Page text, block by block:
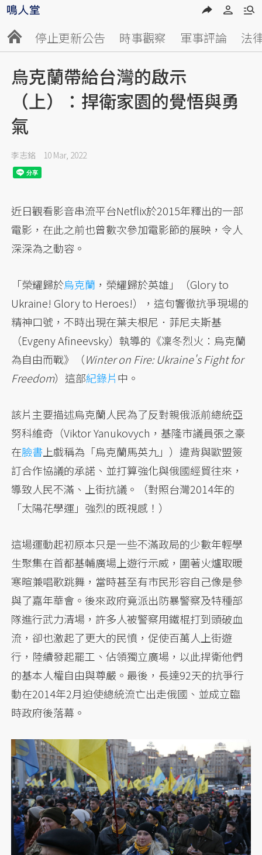
停止更新公告 時事觀察 軍事評論 法
烏克蘭帶給台灣的啟示
（上）：捍衛家園的覺悟與勇
氣
李志銘 10 Mar, 2022
近日觀看影音串流平台Netflix於2015年釋出的一部
電影，在此之前也曾數次參加電影節的展映，令人
深深為之動容。
「榮耀歸於烏克蘭 ，榮耀歸於英雄」（Glory to
Ukraine! Glory to Heroes!），這句響徹抗爭現場的
精神口號，不時出現在葉夫根尼．菲尼夫斯基
（Evgeny Afineevsky）執導的《凜冬烈火：烏克蘭
為自由而戰》（Winter on Fire: Ukraine's Fight for
Freedom）這部紀錄片中。
該片主要描述烏克蘭人民為了反對親俄派前總統亞
努科維奇（Viktor Yanukovych，基隆市議員張之豪
在臉書 上戲稱為「烏克蘭馬英九」）違背與歐盟簽
訂合作協議的承諾、並打算強化與俄國經貿往來，
導致人民不滿、上街抗議。（對照台灣2014年的
「太陽花學運」強烈的既視感！）
這場運動起初原本只是一些不滿政局的少數年輕學
生聚集在首都基輔廣場上遊行示威，圍著火爐取暖
寒暄兼唱歌跳舞，當時甚至有市民形容自己像是參
與了嘉年華會。後來政府竟派出防暴警察及特種部
隊進行武力清場，許多人被警察用鐵棍打到頭破血
流，卻也激起了更大的民憤，促使百萬人上街遊
行，陸續發起罷工、佔領獨立廣場，以此捍衛他們
的基本人權自由與尊嚴。最後，長達92天的抗爭行
動在2014年2月迫使總統流亡出走俄國、並成立臨
時政府後落幕。